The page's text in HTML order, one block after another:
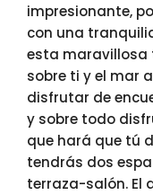
impresionante,
con una
esta maravillosa
sobre ti y el mar
disfrutar de
y sobre todo
que hará que tú
tendrás dos
terraza-salón. El